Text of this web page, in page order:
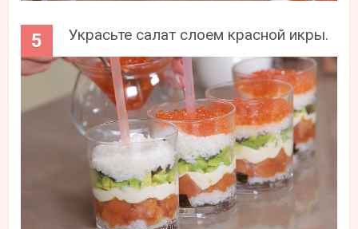
Украсьте салат слоем красной икры.